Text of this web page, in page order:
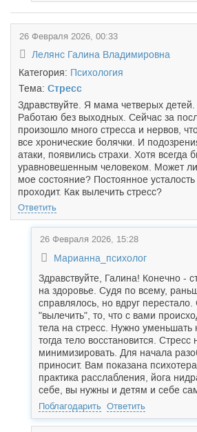
26 Февраля 2026, 00:33
Лелянс Галина Владимировна
Категория: Психология
Тема: Стресс
Здравствуйте. Я мама четверых
Работаю без выходных. Сейчас за
произошло много стресса и нервов,
все хронические болячки. И
атаки, появились страхи. Хотя всегда
уравновешенным человеком. Может ли
мое состояние? Постоянное
проходит. Как вылечить стресс?
Ответить
26 Февраля 2026, 15:28
Марианна_психолог
Здравствуйте, Галина! Конечно -
на здоровье. Судя по всему,
справлялось, но вдруг перестало.
"вылечить", то, что с вами
тела на стресс. Нужно уменьшать
тогда тело восстановится.
минимизировать. Для начала
приносит. Вам показана
практика расслабления, йога
себе, вы нужны и детям и себе
Поблагодарить Ответить